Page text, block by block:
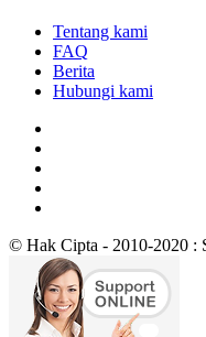
Tentang kami
FAQ
Berita
Hubungi kami
© Hak Cipta - 2010-2020 :